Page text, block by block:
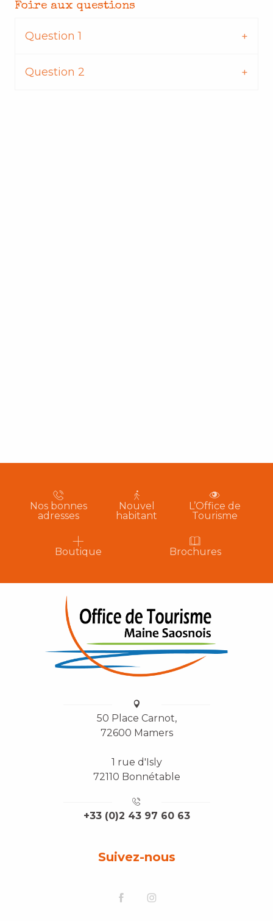
Foire aux questions
Question 1
Question 2
Nos bonnes
adresses
Nouvel
habitant
L’Office de
Tourisme
Boutique Brochures
50 Place Carnot,
72600 Mamers
1 rue d'Isly
72110 Bonnétable
+33 (0)2 43 97 60 63
Suivez-nous